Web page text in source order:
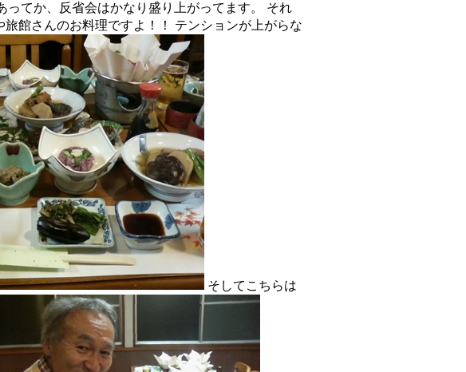
ってか、反省会はかなり盛り上がってます。 それ
館さんのお料理ですよ！！ テンションが上がらな
そしてこちらは